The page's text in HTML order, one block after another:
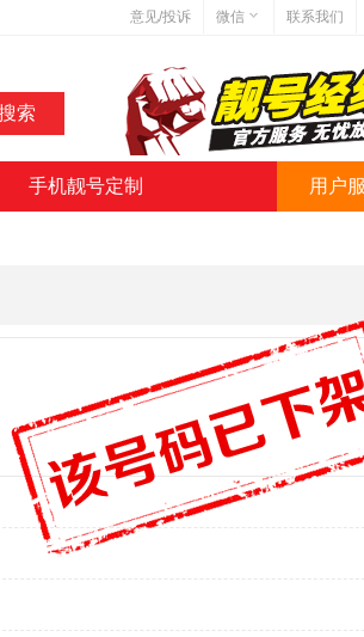
意见/投诉 微信
微信号:jihaoba999
联系我们
手机靓号定制 用户